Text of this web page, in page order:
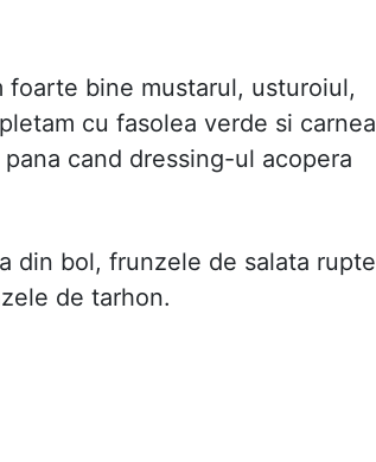
foarte bine mustarul, usturoiul,
cu fasolea verde si carnea
cand dressing-ul acopera
din bol, frunzele de salata rupte
de tarhon.